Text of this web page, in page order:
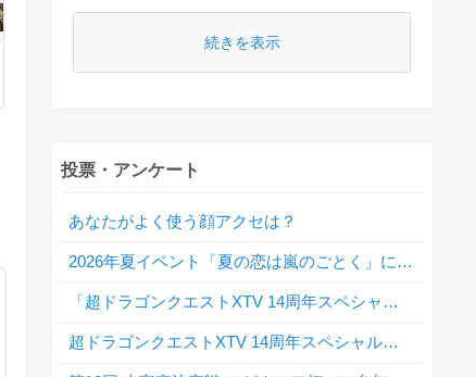
続きを表示
投票・アンケート
あなたがよく使う顔アクセは？
2026年夏イベント「夏の恋は嵐のごとく」に行きましたか？
「超ドラゴンクエストXTV 14周年スペシャル」地震による延期について
超ドラゴンクエストXTV 14周年スペシャルを見ましたか？